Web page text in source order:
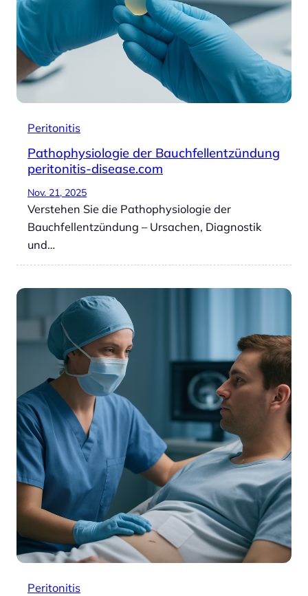
Peritonitis
Pathophysiologie der Bauchfellentzündung
peritonitis-disease.com
Nov. 21, 2025
Verstehen Sie die Pathophysiologie der
Bauchfellentzündung – Ursachen, Diagnostik
und…
Peritonitis